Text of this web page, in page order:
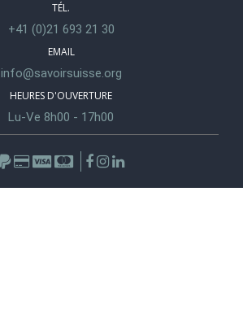
TÉL.
+41 (0)21 693 21 30
EMAIL
info@savoirsuisse.org
HEURES D'OUVERTURE
Lu-Ve 8h00 - 17h00